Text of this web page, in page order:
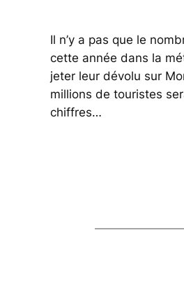
Il n’y a pas que le
cette année dans la
jeter leur dévolu sur
millions de touristes
chiffres…